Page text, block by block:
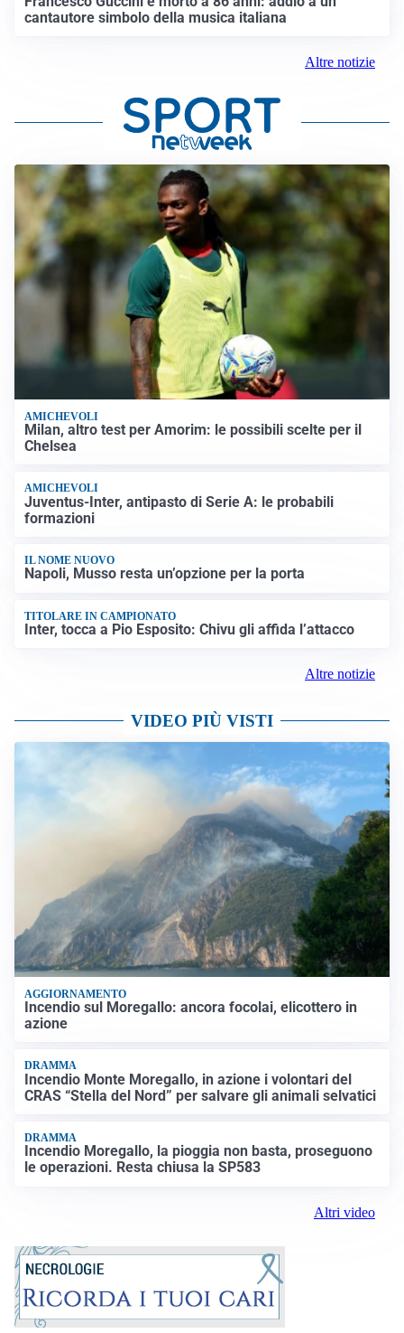
cantautore simbolo della musica italiana
Altre notizie
AMICHEVOLI
Milan, altro test per Amorim: le possibili scelte per il
Chelsea
AMICHEVOLI
Juventus-Inter, antipasto di Serie A: le probabili
formazioni
IL NOME NUOVO
Napoli, Musso resta un’opzione per la porta
TITOLARE IN CAMPIONATO
Inter, tocca a Pio Esposito: Chivu gli affida l’attacco
Altre notizie
VIDEO PIÙ VISTI
AGGIORNAMENTO
Incendio sul Moregallo: ancora focolai, elicottero in
azione
DRAMMA
Incendio Monte Moregallo, in azione i volontari del
CRAS “Stella del Nord” per salvare gli animali selvatici
DRAMMA
Incendio Moregallo, la pioggia non basta, proseguono
le operazioni. Resta chiusa la SP583
Altri video